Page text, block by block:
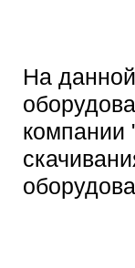
На
компании